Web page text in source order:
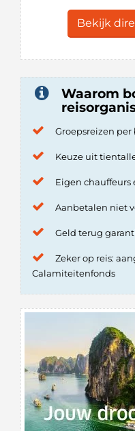
Bekijk
Waarom
Groepsreizen per
Keuze uit
Eigen chauffeurs
Aanbetalen niet
Geld terug
Zeker op reis:
Calamiteitenfonds